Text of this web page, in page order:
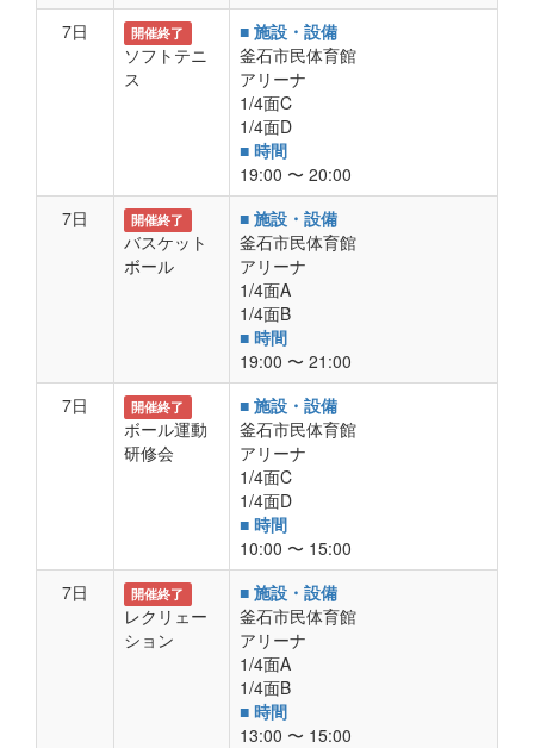
7日
開催終了
ソフトテニ
ス
■ 施設・設備
釜石市民体育館
アリーナ
1/4面C
1/4面D
■ 時間
19:00 〜 20:00
7日
開催終了
バスケット
ボール
■ 施設・設備
釜石市民体育館
アリーナ
1/4面A
1/4面B
■ 時間
19:00 〜 21:00
7日
開催終了
ボール運動
研修会
■ 施設・設備
釜石市民体育館
アリーナ
1/4面C
1/4面D
■ 時間
10:00 〜 15:00
7日
開催終了
レクリェー
ション
■ 施設・設備
釜石市民体育館
アリーナ
1/4面A
1/4面B
■ 時間
13:00 〜 15:00